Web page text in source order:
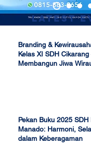
Latest
Branding &
Kelas XI SDH Cikarang
Membangun Jiwa
Pekan Buku 2025 SDH
Manado: Harmoni,
dalam Keberagaman